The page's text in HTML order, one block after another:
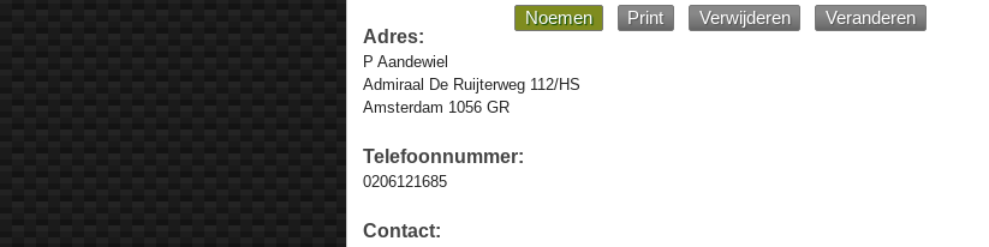
Noemen Print Verwijderen
Veranderen
Adres:
P Aandewiel
Admiraal De Ruijterweg 112/HS
Amsterdam 1056 GR
Telefoonnummer:
0206121685
Contact: